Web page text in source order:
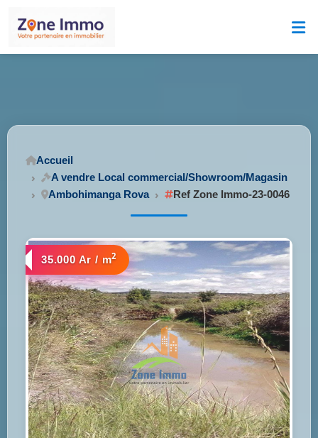
Accueil
A vendre Local commercial/Showroom/Magasin
Ambohimanga Rova
Ref Zone Immo-23-0046
35.000 Ar / m2